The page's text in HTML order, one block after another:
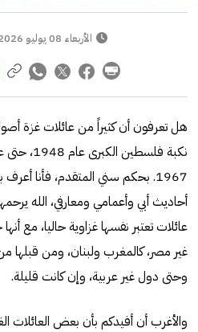
الأربعاء 08 يوليو 2026
هل تعرفون أن كثيراً من عائلات غزة
نكبة
1967. بحكم سني المتقدم، فأنا
أحاديث أبي وأعمامي ومعارفي، الله
عائلات تعتبر نفسها غزاوية حاليا، مع
غير مصر، كالمغرب ولبنان، ومن قبلها
وحتى دول غير عربية، وإن كانت قليلة.
والأغرب أن أفيدكم بأن بعض العائلات